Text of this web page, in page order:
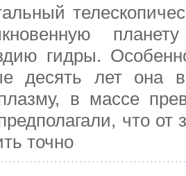
гидры.
десять лет она
плазму, в массе
что
точно